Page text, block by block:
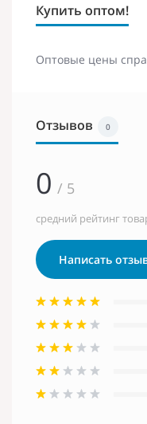
Купить оптом!
Оптовые цены
Отзывов 0
0 / 5
средний рейтинг
Написать